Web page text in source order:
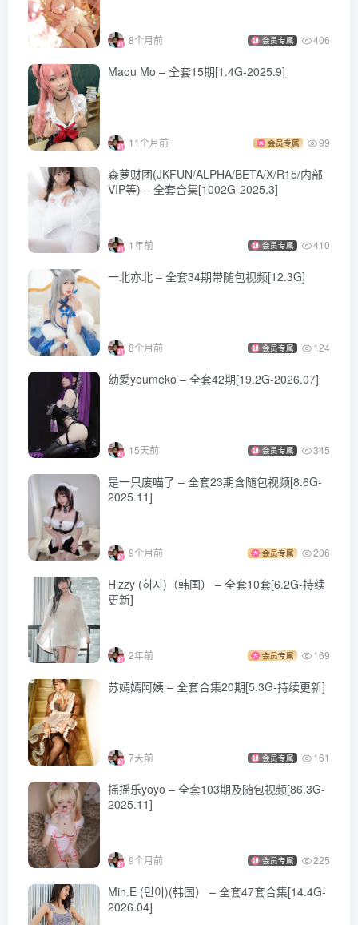
8个月前 会员专属 406
Maou Mo – 全套15期[1.4G-2025.9]
11个月前 会员专属 99
森萝财团(JKFUN/ALPHA/BETA/X/R15/内部
VIP等) – 全套合集[1002G-2025.3]
1年前 会员专属 410
一北亦北 – 全套34期带随包视频[12.3G]
8个月前 会员专属 124
幼愛youmeko – 全套42期[19.2G-2026.07]
15天前 会员专属 345
是一只废喵了 – 全套23期含随包视频[8.6G-
2025.11]
9个月前 会员专属 206
Hizzy (히지)（韩国） – 全套10套[6.2G-持续
更新]
2年前 会员专属 169
苏嫣嫣阿姨 – 全套合集20期[5.3G-持续更新]
7天前 会员专属 161
摇摇乐yoyo – 全套103期及随包视频[86.3G-
2025.11]
9个月前 会员专属 225
Min.E (민이)(韩国） – 全套47套合集[14.4G-
2026.04]